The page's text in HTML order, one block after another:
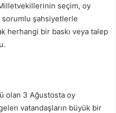
seçim, oy
şahsiyetlerle
herhangi bir baskı veya talep
olan 3 Ağustosta oy
vatandaşların büyük bir